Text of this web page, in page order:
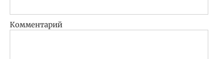
Комментарий